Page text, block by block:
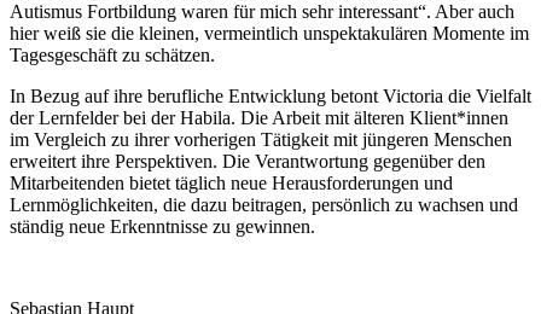
Autismus Fortbildung waren für mich sehr interessant“. Aber auch
hier weiß sie die kleinen, vermeintlich unspektakulären Momente im
Tagesgeschäft zu schätzen.
In Bezug auf ihre berufliche Entwicklung betont Victoria die Vielfalt
der Lernfelder bei der Habila. Die Arbeit mit älteren Klient*innen
im Vergleich zu ihrer vorherigen Tätigkeit mit jüngeren Menschen
erweitert ihre Perspektiven. Die Verantwortung gegenüber den
Mitarbeitenden bietet täglich neue Herausforderungen und
Lernmöglichkeiten, die dazu beitragen, persönlich zu wachsen und
ständig neue Erkenntnisse zu gewinnen.
Sebastian Haupt